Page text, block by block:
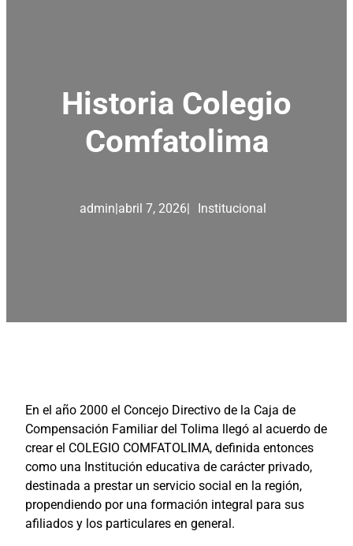
Historia Colegio
Comfatolima
admin|abril 7, 2026| Institucional
En el año 2000 el Concejo Directivo de la Caja de
Compensación Familiar del Tolima llegó al acuerdo de
crear el COLEGIO COMFATOLIMA, definida entonces
como una Institución educativa de carácter privado,
destinada a prestar un servicio social en la región,
propendiendo por una formación integral para sus
afiliados y los particulares en general.